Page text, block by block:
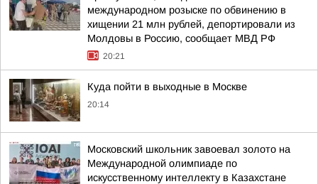
международном розыске по обвинению в
хищении 21 млн рублей, депортировали из
Молдовы в Россию, сообщает МВД РФ
20:21
Куда пойти в выходные в Москве
20:14
Московский школьник завоевал золото на
Международной олимпиаде по
искусственному интеллекту в Казахстане